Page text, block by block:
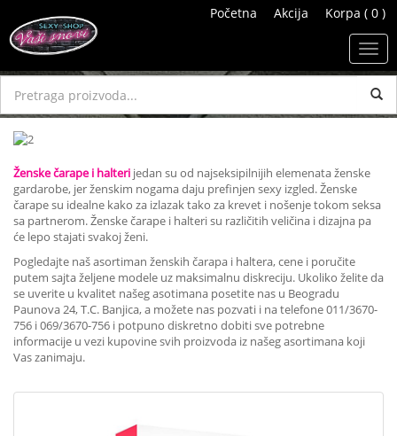
Početna Akcija Korpa ( 0 )
Ženske čarape i halteri jedan su od najseksipilnijih elemenata ženske
gardarobe, jer ženskim nogama daju prefinjen sexy izgled. Ženske
čarape su idealne kako za izlazak tako za krevet i nošenje tokom seksa
sa partnerom. Ženske čarape i halteri su različitih veličina i dizajna pa
će lepo stajati svakoj ženi.
Pogledajte naš asortiman ženskih čarapa i haltera, cene i poručite
putem sajta željene modele uz maksimalnu diskreciju. Ukoliko želite da
se uverite u kvalitet našeg asotimana posetite nas u Beogradu
Paunova 24, T.C. Banjica, a možete nas pozvati i na telefone 011/3670-
756 i 069/3670-756 i potpuno diskretno dobiti sve potrebne
informacije u vezi kupovine svih proizvoda iz našeg asortimana koji
Vas zanimaju.